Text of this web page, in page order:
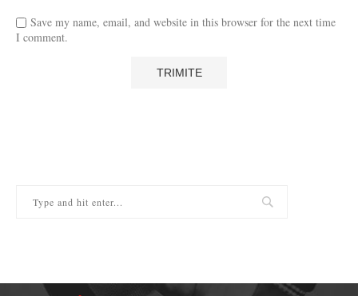
Save my name, email, and website in this browser for the next time
I comment.